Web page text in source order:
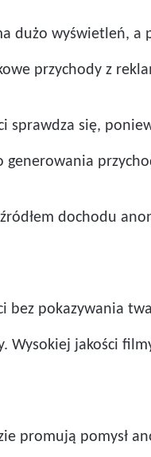
dużo wyświetleń, a
przychody z
sprawdza się,
generowania
dochodu
bez pokazywania
Wysokiej jakości
promują pomysł